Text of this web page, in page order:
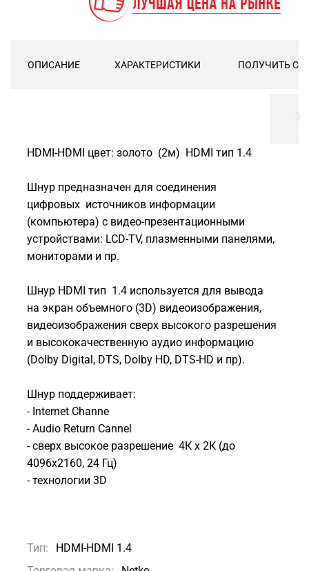
ОПИСАНИЕ ХАРАКТЕРИСТИКИ ПОЛУЧИТЬ
HDMI-HDMI цвет: золото (2м) HDMI тип 1.4
Шнур предназначен для соединения
цифровых источников информации
(компьютера) с видео-презентационными
устройствами: LCD-TV, плазменными панелями,
мониторами и пр.
Шнур HDMI тип 1.4 используется для вывода
на экран объемного (3D) видеоизображения,
видеоизображения сверх высокого разрешения
и высококачественную аудио информацию
(Dolby Digital, DTS, Dolby HD, DTS-HD и пр).
Шнур поддерживает:
- Internet Channe
- Audio Return Cannel
- сверх высокое разрешение 4К х 2К (до
4096х2160, 24 Гц)
- технологии 3D
Тип:
HDMI-HDMI 1.4